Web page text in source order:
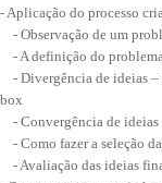
- Aplicação do processo
- Observação de um
- A definição do
- Divergência de ideias –
box
- Convergência de ideias
- Como fazer a seleção
- Avaliação das ideias